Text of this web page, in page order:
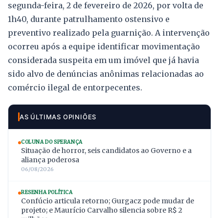
segunda-feira, 2 de fevereiro de 2026, por volta de
1h40, durante patrulhamento ostensivo e
preventivo realizado pela guarnição. A intervenção
ocorreu após a equipe identificar movimentação
considerada suspeita em um imóvel que já havia
sido alvo de denúncias anônimas relacionadas ao
comércio ilegal de entorpecentes.
AS ÚLTIMAS OPINIÕES
COLUNA DO SPERANÇA
Situação de horror, seis candidatos ao Governo e a
aliança poderosa
06/08/2026
RESENHA POLÍTICA
Confúcio articula retorno; Gurgacz pode mudar de
projeto; e Maurício Carvalho silencia sobre R$ 2